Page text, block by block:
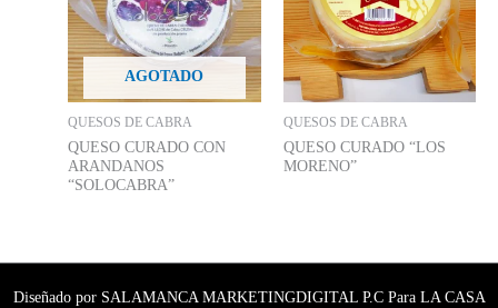
AGOTADO
QUESOS DE CABRA
QUESO CURADO CON
ARANDANOS
“SOLOCABRA”
QUESOS DE CABRA
QUESO CURADO “LOS
MORENO”
Diseñado por SALAMANCA MARKETINGDIGITAL P.C Para LA CASA